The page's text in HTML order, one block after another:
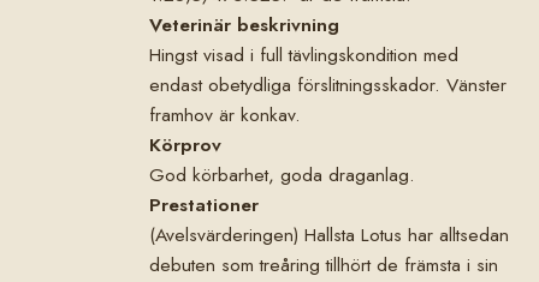
Veterinär beskrivning
Hingst visad i full tävlingskondition med
endast obetydliga förslitningsskador. Vänster
framhov är konkav.
Körprov
God körbarhet, goda draganlag.
Prestationer
(Avelsvärderingen) Hallsta Lotus har alltsedan
debuten som treåring tillhört de främsta i sin